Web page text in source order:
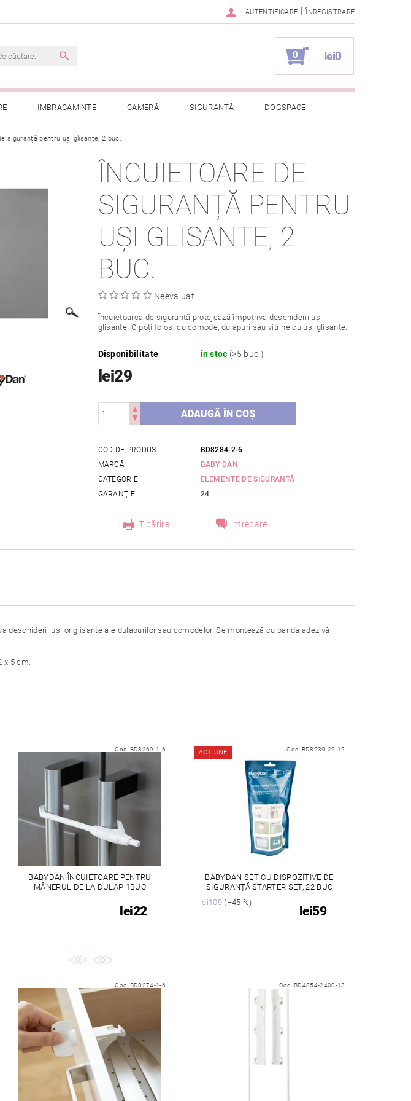
AUTENTIFICARE | ÎNREGISTRARE
0 lei0
IMBRACAMINTE CAMERĂ SIGURANȚĂ DOGSPACE
PRELUCRAREA DATELOR CU CARACTER PERSONAL
siguranță pentru uși glisante, 2 buc.
ÎNCUIETOARE DE
SIGURANȚĂ PENTRU
UȘI GLISANTE, 2
BUC.
Neevaluat
Încuietoarea de siguranță protejează împotriva deschiderii ușii
glisante. O poți folosi cu comode, dulapuri sau vitrine cu uși glisante.
Disponibilitate în stoc (>5 buc.)
lei29
COD DE PRODUS
BD8284-2-6
MARCĂ
BABY DAN
CATEGORIE
ELEMENTE DE SIGURANȚĂ
GARANŢIE
24
Tipărire intrebare
deschiderii ușilor glisante ale dulapurilor sau comodelor. Se montează cu banda adezivă
x 5 cm.
Cod: BD8269-1-6
BABYDAN ÎNCUIETOARE PENTRU
MÂNERUL DE LA DULAP 1BUC
lei22
ACȚIUNE Cod: BD8239-22-12
BABYDAN SET CU DISPOZITIVE DE
SIGURANȚĂ STARTER SET, 22 BUC
lei109 (–45 %)
lei59
Cod: BD8274-1-6 Cod: BD4854-2400-13